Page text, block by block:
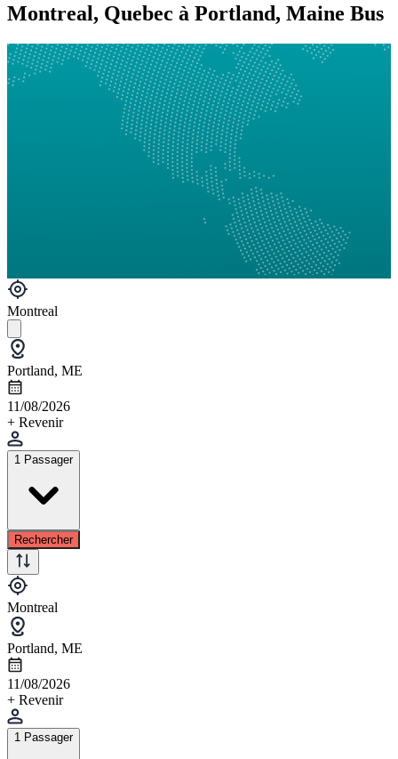
Montreal, Quebec à Portland, Maine Bus
Montreal
Portland, ME
11/08/2026
+ Revenir
1 Passager
Rechercher
Montreal
Portland, ME
11/08/2026
+ Revenir
1 Passager